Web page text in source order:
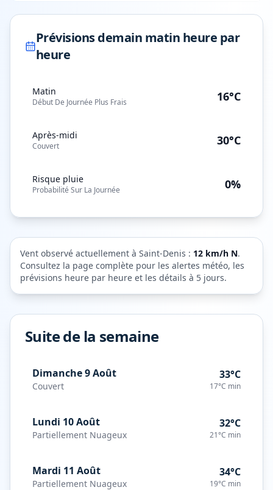
Prévisions demain matin heure par
heure
Matin
Début De Journée Plus Frais 16°C
Après-midi
Couvert 30°C
Risque pluie
Probabilité Sur La Journée 0%
Vent observé actuellement à Saint-Denis : 12 km/h N.
Consultez la page complète pour les alertes météo, les
prévisions heure par heure et les détails à 5 jours.
Suite de la semaine
Dimanche 9 Août
Couvert
33°C
17°C min
Lundi 10 Août
Partiellement Nuageux
32°C
21°C min
Mardi 11 Août
Partiellement Nuageux
34°C
19°C min